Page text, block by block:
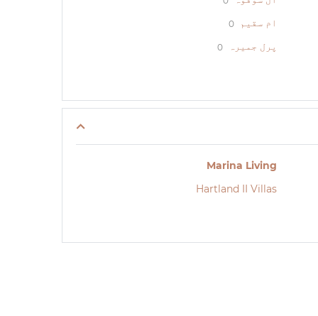
ام سقیم 0
پرل جمیرہ 0
Marina Living
Hartland II Villas